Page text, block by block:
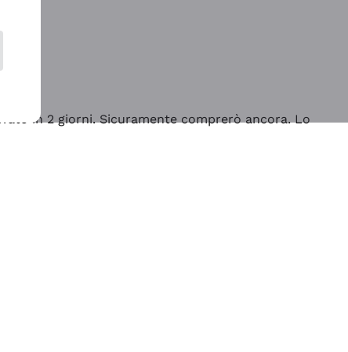
in 2 giorni. Sicuramente comprerò ancora. Lo